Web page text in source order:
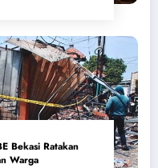
Bekasi Ratakan
Warga